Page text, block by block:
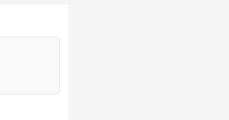
但还是先把一种
复、炸弹这些兵